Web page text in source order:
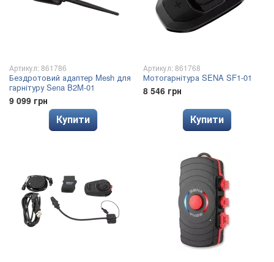
Артикул: 861786
Бездротовий адаптер Mesh для
гарнітуру Sena B2M-01
9 099 грн
Купити
Артикул: 861768
Мотогарнітура SENA SF1-01
8 546 грн
Купити